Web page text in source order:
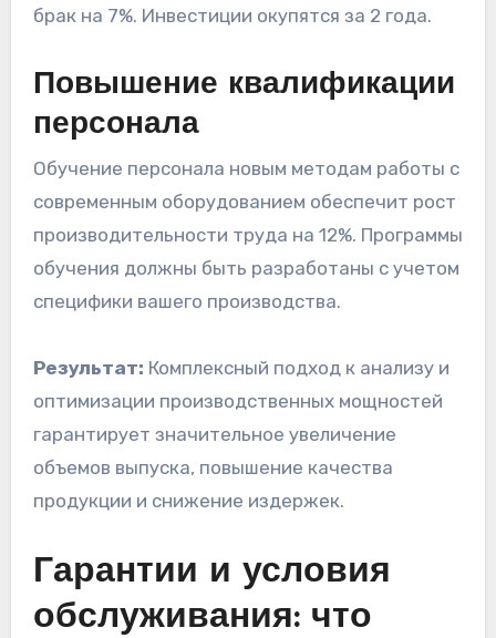
брак на 7%. Инвестиции окупятся за 2 года.
Повышение квалификации
персонала
Обучение персонала новым методам работы с
современным оборудованием обеспечит рост
производительности труда на 12%. Программы
обучения должны быть разработаны с учетом
специфики вашего производства.
Результат: Комплексный подход к анализу и
оптимизации производственных мощностей
гарантирует значительное увеличение
объемов выпуска, повышение качества
продукции и снижение издержек.
Гарантии и условия
обслуживания: что